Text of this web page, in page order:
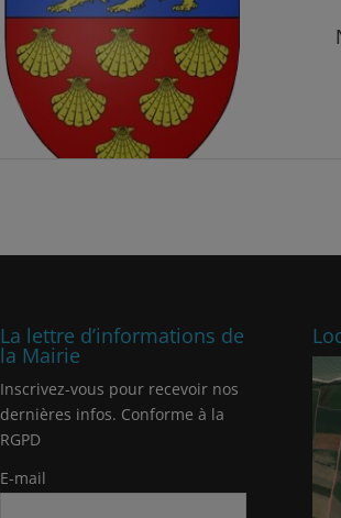
La lettre d’informations de
la Mairie
Inscrivez-vous pour recevoir nos
dernières infos. Conforme à la
RGPD
E-mail